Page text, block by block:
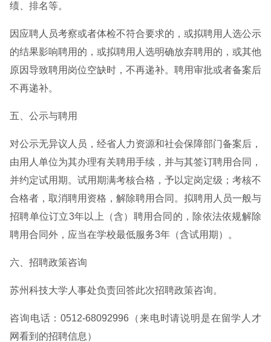
绩、排名等。
因应聘人员考察或者体检不符合要求的，或拟聘用人选公示
的结果影响聘用的，或拟聘用人选明确放弃聘用的，或其他
原因导致聘用岗位空缺时，不再递补。聘用审批或者备案后
不再递补。
五、公示与聘用
对公示无异议人员，经省人力资源和社会保障部门备案后，
由用人单位为其办理有关聘用手续，并与其签订聘用合同，
并约定试用期。试用期满考核合格，予以定岗定级；考核不
合格者，取消聘用资格，解除聘用合同。拟聘用人员一般与
招聘单位订立3年以上（含）聘用合同的，除依法依规解除
聘用合同外，应当在学校最低服务3年（含试用期）。
六、招聘政策咨询
苏州科技大学人事处负责回答此次招聘政策咨询。
咨询电话：0512-68092996（来电时请说明是在留学人才
网看到的招聘信息）